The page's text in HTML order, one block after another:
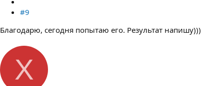
#9
Благодарю, сегодня попытаю его. Результат напишу)))
X